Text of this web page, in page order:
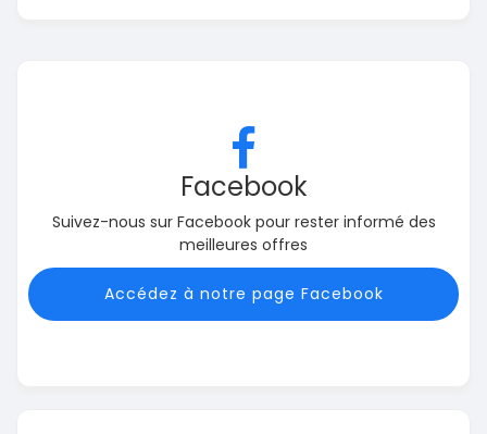
Facebook
Suivez-nous sur Facebook pour rester informé des
meilleures offres
Accédez à notre page Facebook